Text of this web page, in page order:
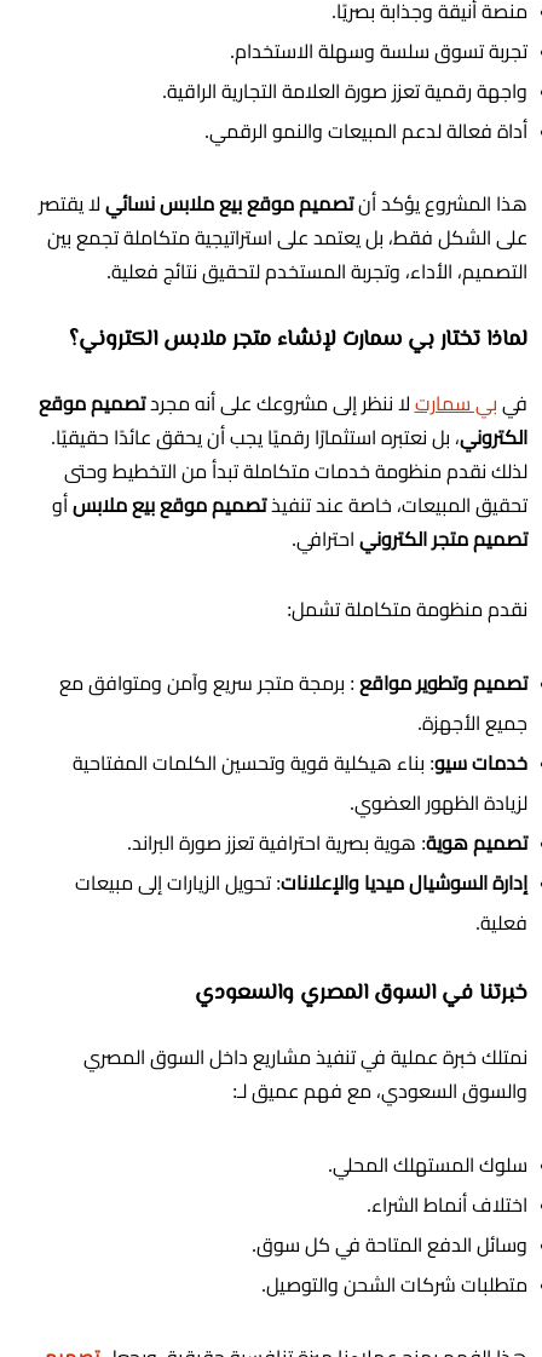
منصة أنيقة وجذابة بصريًا.
تجربة تسوق سلسة وسهلة الاستخدام.
واجهة رقمية تعزز صورة العلامة التجارية الراقية.
أداة فعالة لدعم المبيعات والنمو الرقمي.
هذا المشروع يؤكد أنتصميم موقع بيع ملابس نسائي لا يقتصر
على الشكل فقط، بل يعتمد على استراتيجية متكاملة تجمع بين
التصميم، الأداء، وتجربة المستخدم لتحقيق نتائج فعلية.
لماذا تختار بي سمارت لإنشاء متجر ملابس الكتروني؟
في بي سمارت لا ننظر إلى مشروعك على أنه مجردتصميم موقع
الكتروني، بل نعتبره استثمارًا رقميًا يجب أن يحقق عائدًا حقيقيًا.
لذلك نقدم منظومة خدمات متكاملة تبدأ من التخطيط وحتى
تحقيق المبيعات، خاصة عند تنفيذتصميم موقع بيع ملابس أو
تصميم متجر الكتروني احترافي.
نقدم منظومة متكاملة تشمل:
تصميم وتطوير مواقع : برمجة متجر سريع وآمن ومتوافق مع
جميع الأجهزة.
خدمات سيو: بناء هيكلية قوية وتحسين الكلمات المفتاحية
لزيادة الظهور العضوي.
تصميم هوية: هوية بصرية احترافية تعزز صورة البراند.
إدارة السوشيال ميديا والإعلانات: تحويل الزيارات إلى مبيعات
فعلية.
خبرتنا في السوق المصري والسعودي
نمتلك خبرة عملية في تنفيذ مشاريع داخل السوق المصري
والسوق السعودي، مع فهم عميق لـ:
سلوك المستهلك المحلي.
اختلاف أنماط الشراء.
وسائل الدفع المتاحة في كل سوق.
متطلبات شركات الشحن والتوصيل.